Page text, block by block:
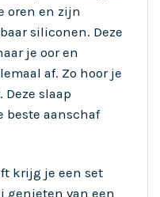
oren en zijn
siliconen. Deze
je oor en
af. Zo hoor je
slaap
beste aanschaf
krijg je een set
genieten van een